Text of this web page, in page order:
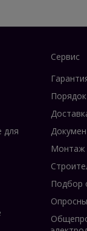
для
Сервис
Монтаж
Подбор